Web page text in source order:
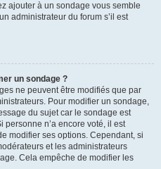
ajouter à un sondage vous semble
administrateur du forum s’il est
un sondage ?
ne peuvent être modifiés que par
Pour modifier un sondage,
du sujet car le sondage est
n’a encore voté, il est
modifier ses options. Cependant, si
et les administrateurs
Cela empêche de modifier les